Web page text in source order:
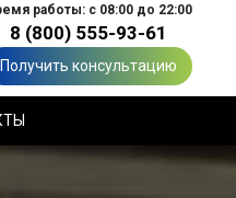
работы: с 08:00 до 22:00
8 (800) 555-93-61
Получить консультацию